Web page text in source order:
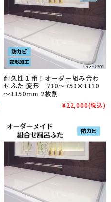
耐久性１番！オーダー組み合わ
せふた 変形 710～750×1110
～1150mm 2枚割
¥22,000(税込)